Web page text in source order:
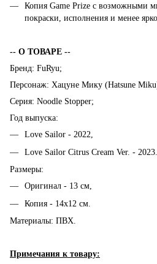
Копия Game Prize с возможными
покраски, исполнения и менее
-- О ТОВАРЕ --
Бренд: FuRyu;
Персонаж: Хацуне Мику (Hatsune
Серия: Noodle Stopper;
Год выпуска:
Love Sailor - 2022,
Love Sailor Citrus Cream Ver. - 2023.
Размеры:
Оригинал - 13 см,
Копия - 14х12 см.
Материалы: ПВХ.
Примечания к товару: